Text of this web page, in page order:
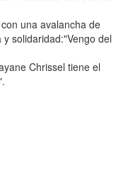
una avalancha de
solidaridad:"Vengo del
Chrissel tiene el